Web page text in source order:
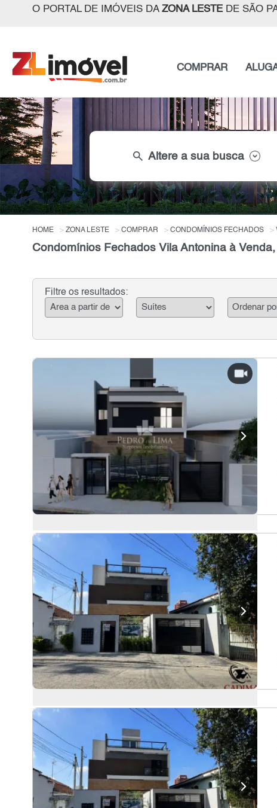
O PORTAL DE IMÓVEIS DA ZONA LESTEDE SÃO
COMPRAR
search Altere a sua busca
HOME ZONA LESTE COMPRAR CONDOMÍNIOS FECHADOS
Condomínios Fechados Vila Antonina à
Filtre os resultados: